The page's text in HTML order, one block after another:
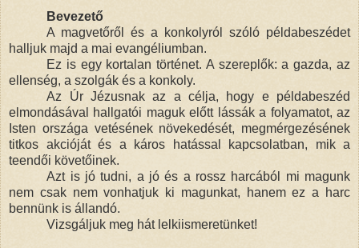
Bevezető
A magvetőről és a konkolyról szóló példabeszédet
halljuk majd a mai evangéliumban.
Ez is egy kortalan történet. A szereplők: a gazda, az
ellenség, a szolgák és a konkoly.
Az Úr Jézusnak az a célja, hogy e példabeszéd
elmondásával hallgatói maguk előtt lássák a folyamatot, az
Isten országa vetésének növekedését, megmérgezésének
titkos akcióját és a káros hatással kapcsolatban, mik a
teendői követőinek.
Azt is jó tudni, a jó és a rossz harcából mi magunk
nem csak nem vonhatjuk ki magunkat, hanem ez a harc
bennünk is állandó.
Vizsgáljuk meg hát lelkiismeretünket!